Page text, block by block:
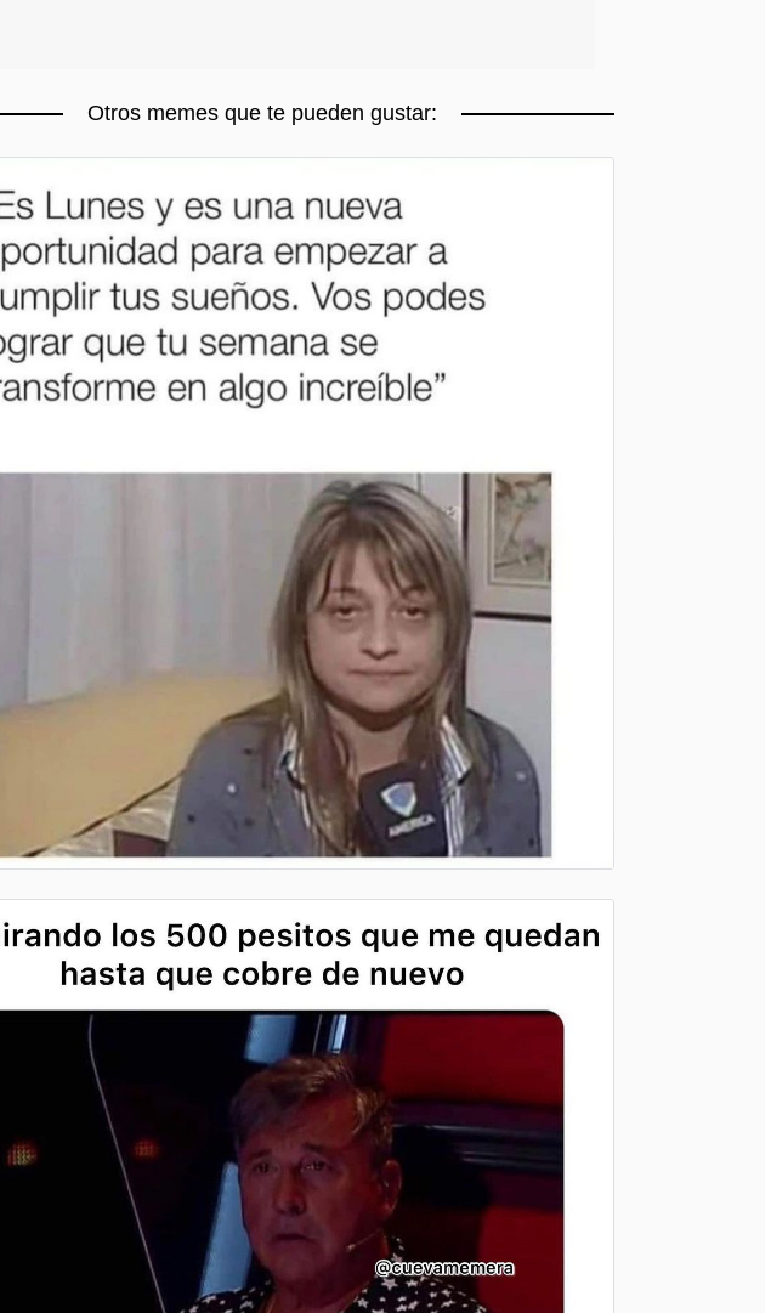
Otros memes que te pueden gustar: